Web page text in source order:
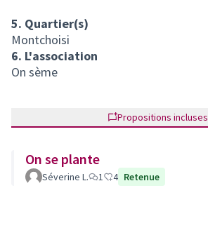
5. Quartier(s)
Montchoisi
6. L'association
On sème
Propositions incluses
On se plante
Séverine L. 1 4 Retenue